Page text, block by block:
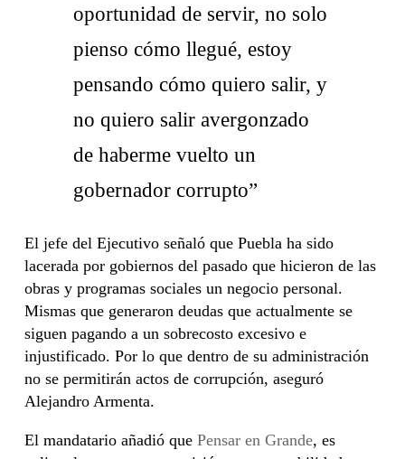
oportunidad de servir, no solo
pienso cómo llegué, estoy
pensando cómo quiero salir, y
no quiero salir avergonzado
de haberme vuelto un
gobernador corrupto”
El jefe del Ejecutivo señaló que Puebla ha sido
lacerada por gobiernos del pasado que hicieron de las
obras y programas sociales un negocio personal.
Mismas que generaron deudas que actualmente se
siguen pagando a un sobrecosto excesivo e
injustificado. Por lo que dentro de su administración
no se permitirán actos de corrupción, aseguró
Alejandro Armenta.
El mandatario añadió que Pensar en Grande, es